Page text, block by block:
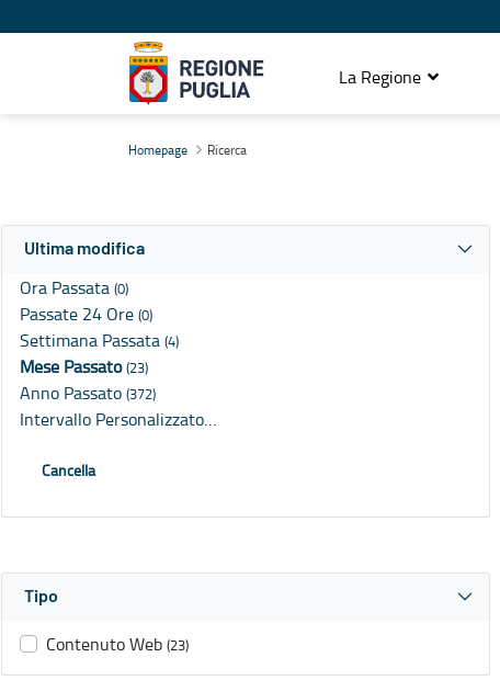
La Regione
Homepage Ricerca
Ultima modifica
Ora Passata (0)
Passate 24 Ore (0)
Settimana Passata (4)
Mese Passato(23)
Anno Passato (372)
Intervallo Personalizzato…
Cancella
Tipo
Contenuto Web (23)